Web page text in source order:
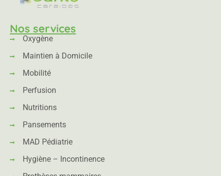
Nos services
Oxygène
Maintien à Domicile
Mobilité
Perfusion
Nutritions
Pansements
MAD Pédiatrie
Hygiène – Incontinence